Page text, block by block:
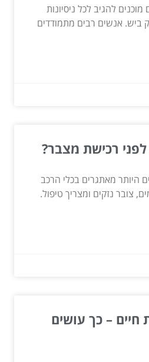
להגיב לכל ניסיונות
ביש. אנשים רבים מתמודדים
רכישת מצבר?
היותר מאתגרים בכלי הרכב
צובר נזקים ומצריך טיפול.
חיים – כך עושים